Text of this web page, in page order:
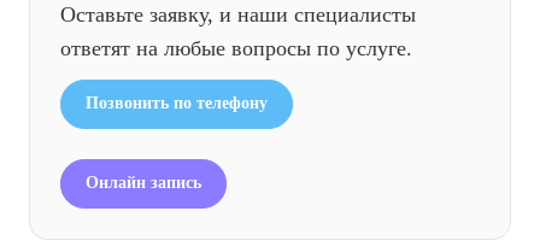
Оставьте заявку, и наши специалисты
ответят на любые вопросы по услуге.
Позвонить по телефону
Онлайн запись